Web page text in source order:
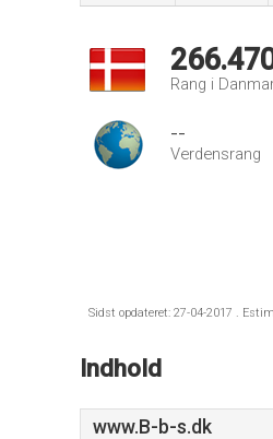
Rang i
--
Verdensrang
Sidst opdateret: 27-04-2017 .
Indhold
www.B-b-s.dk